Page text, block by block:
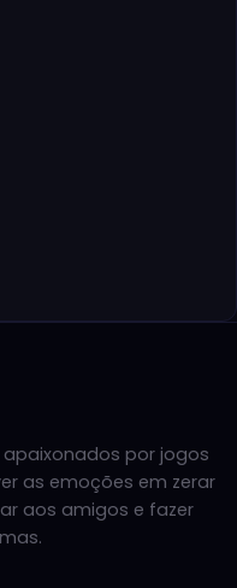
por jogos
as emoções em zerar
aos amigos e fazer